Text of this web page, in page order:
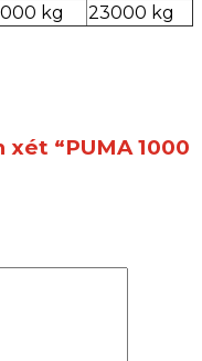
kg 23000 kg
xét “PUMA 1000